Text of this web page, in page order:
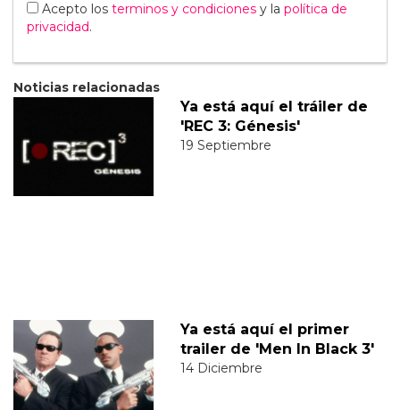
Acepto los terminos y condiciones y la política de
privacidad.
Noticias relacionadas
Ya está aquí el tráiler de
'REC 3: Génesis'
19 Septiembre
Ya está aquí el primer
trailer de 'Men In Black 3'
14 Diciembre